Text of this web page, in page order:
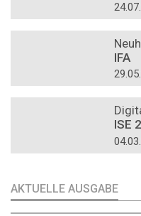
IFA
ISE
AKTUELLE AUSGABE